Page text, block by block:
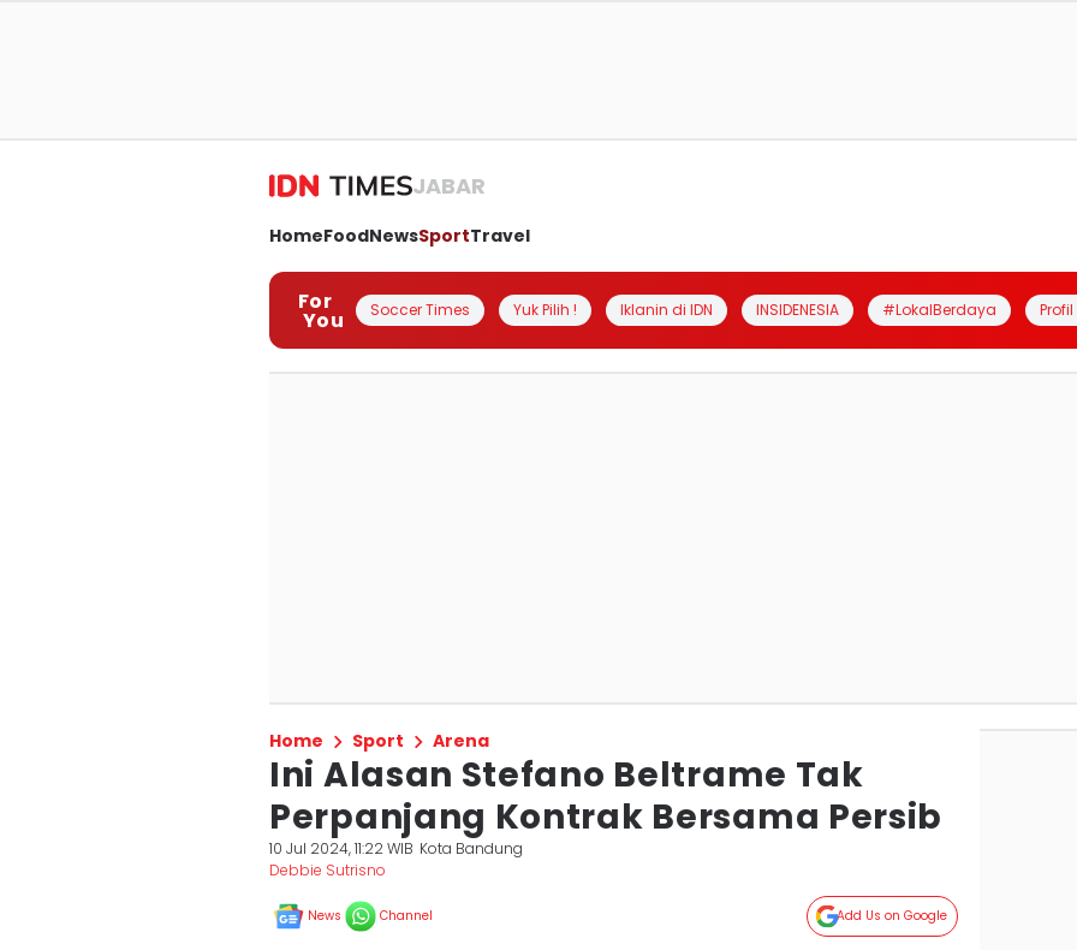
JABAR
HomeFoodNewsSportTravel
For
You Soccer Times Yuk Pilih ! Iklanin di IDN INSIDENESIA #LokalBerdaya
Home Sport Arena
Ini Alasan Stefano Beltrame Tak
Perpanjang Kontrak Bersama Persib
10 Jul 2024, 11:22 WIB Kota Bandung
Debbie Sutrisno
News Channel Add Us on Google